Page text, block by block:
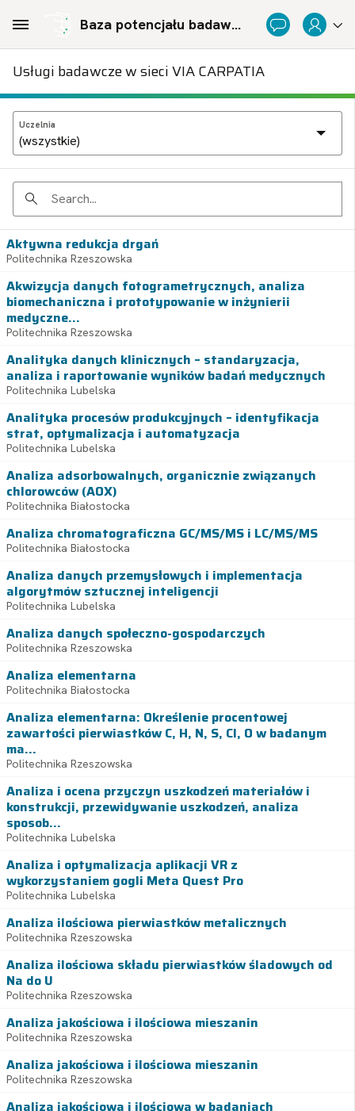
Baza potencjału badawczego Politechnicznej Sieci Via Carpatia im. Prezydenta RP Lecha Kaczyńskiego
Usługi badawcze w sieci VIA CARPATIA
Uczelnia
Search
Aktywna redukcja drgań
Politechnika Rzeszowska
Akwizycja danych fotogrametrycznych, analiza
biomechaniczna i prototypowanie w inżynierii
medyczne...
Politechnika Rzeszowska
Analityka danych klinicznych – standaryzacja,
analiza i raportowanie wyników badań medycznych
Politechnika Lubelska
Analityka procesów produkcyjnych – identyfikacja
strat, optymalizacja i automatyzacja
Politechnika Lubelska
Analiza adsorbowalnych, organicznie związanych
chlorowców (AOX)
Politechnika Białostocka
Analiza chromatograficzna GC/MS/MS i LC/MS/MS
Politechnika Białostocka
Analiza danych przemysłowych i implementacja
algorytmów sztucznej inteligencji
Politechnika Lubelska
Analiza danych społeczno-gospodarczych
Politechnika Rzeszowska
Analiza elementarna
Politechnika Białostocka
Analiza elementarna: Określenie procentowej
zawartości pierwiastków C, H, N, S, Cl, O w badanym
ma...
Politechnika Rzeszowska
Analiza i ocena przyczyn uszkodzeń materiałów i
konstrukcji, przewidywanie uszkodzeń, analiza
sposob...
Politechnika Lubelska
Analiza i optymalizacja aplikacji VR z
wykorzystaniem gogli Meta Quest Pro
Politechnika Lubelska
Analiza ilościowa pierwiastków metalicznych
Politechnika Rzeszowska
Analiza ilościowa składu pierwiastków śladowych od
Na do U
Politechnika Rzeszowska
Analiza jakościowa i ilościowa mieszanin
Politechnika Rzeszowska
Analiza jakościowa i ilościowa mieszanin
Politechnika Rzeszowska
Analiza jakościowa i ilościowa w badaniach